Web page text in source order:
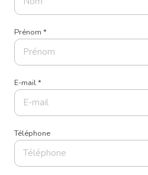
Prénom *
E-mail *
Téléphone